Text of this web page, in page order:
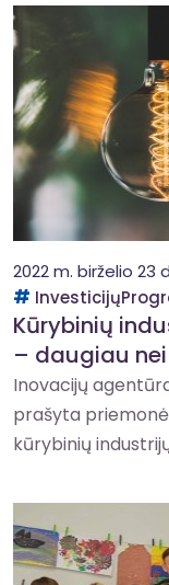
2022 m. birželio 23
Kūrybinių
– daugiau nei
Inovacijų
prašyta
kūrybinių